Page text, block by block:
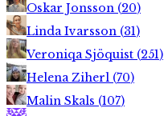
Oskar Jonsson (20)
Linda Ivarsson (31)
Veroniqa Sjöquist (251)
Helena Ziherl (70)
Malin Skals (107)